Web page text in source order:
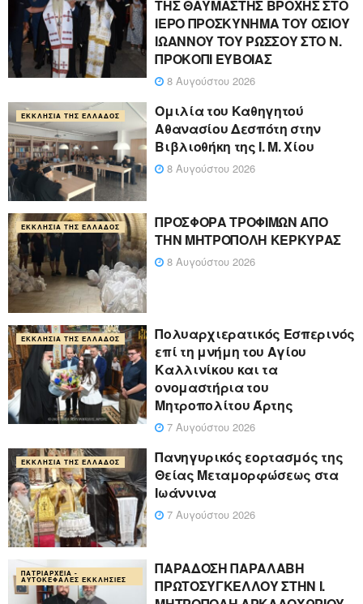
ΤΗΣ ΘΑΥΜΑΣΤΗΣ ΒΡΟΧΗΣ ΣΤΟ
ΙΕΡΟ ΠΡΟΣΚΥΝΗΜΑ ΤΟΥ ΟΣΙΟΥ
ΙΩΑΝΝΟΥ ΤΟΥ ΡΩΣΣΟΥ ΣΤΟ Ν.
ΠΡΟΚΟΠΙ ΕΥΒΟΙΑΣ
8 Αυγούστου 2026
ΕΚΚΛΗΣΊΑ ΤΗΣ ΕΛΛΆΔΟΣ
Ομιλία του Καθηγητού
Αθανασίου Δεσπότη στην
Βιβλιοθήκη της Ι. Μ. Χίου
8 Αυγούστου 2026
ΕΚΚΛΗΣΊΑ ΤΗΣ ΕΛΛΆΔΟΣ
ΠΡΟΣΦΟΡΑ ΤΡΟΦΙΜΩΝ ΑΠΟ
ΤΗΝ ΜΗΤΡΟΠΟΛΗ ΚΕΡΚΥΡΑΣ
8 Αυγούστου 2026
ΕΚΚΛΗΣΊΑ ΤΗΣ ΕΛΛΆΔΟΣ
Πολυαρχιερατικός Εσπερινός
επί τη μνήμη του Αγίου
Καλλινίκου και τα
ονομαστήρια του
Μητροπολίτου Άρτης
7 Αυγούστου 2026
ΕΚΚΛΗΣΊΑ ΤΗΣ ΕΛΛΆΔΟΣ
Πανηγυρικός εορτασμός της
Θείας Μεταμορφώσεως στα
Ιωάννινα
7 Αυγούστου 2026
ΠΑΤΡΙΑΡΧΕΊΑ -
ΑΥΤΟΚΈΦΑΛΕΣ ΕΚΚΛΗΣΊΕΣ
ΠΑΡΑΔΟΣΗ ΠΑΡΑΛΑΒΗ
ΠΡΩΤΟΣΥΓΚΕΛΛΟΥ ΣΤΗΝ Ι.